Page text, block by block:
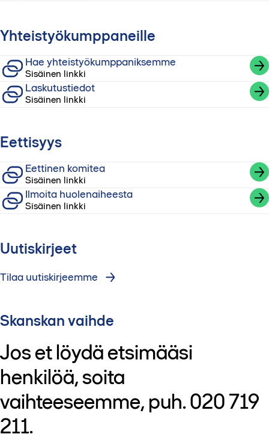
Yhteistyökumppaneille
Hae yhteistyökumppaniksemme
Sisäinen linkki
Laskutustiedot
Sisäinen linkki
Eettisyys
Eettinen komitea
Sisäinen linkki
Ilmoita huolenaiheesta
Sisäinen linkki
Uutiskirjeet
Tilaa uutiskirjeemme
Skanskan vaihde
Jos et löydä etsimääsi
henkilöä, soita
vaihteeseemme, puh. 020 719
211.